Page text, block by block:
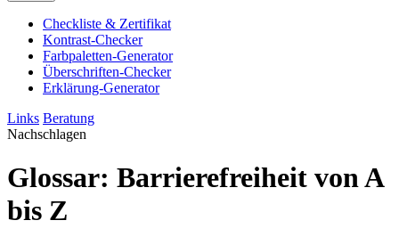
Checkliste & Zertifikat
Kontrast-Checker
Farbpaletten-Generator
Überschriften-Checker
Erklärung-Generator
Links Beratung
Nachschlagen
Glossar: Barrierefreiheit von A
bis Z